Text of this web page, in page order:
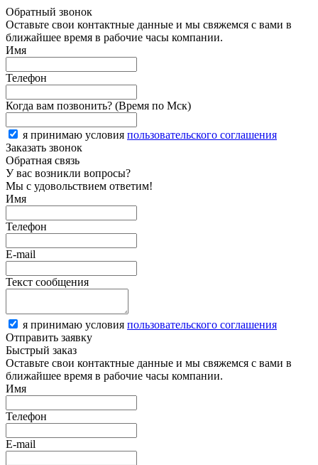
Обратный звонок
Оставьте свои контактные данные и мы свяжемся с вами в
ближайшее время в рабочие часы компании.
Имя
Телефон
Когда вам позвонить? (Время по Мск)
я принимаю условия пользовательского соглашения
Заказать звонок
Обратная связь
У вас возникли вопросы?
Мы с удовольствием ответим!
Имя
Телефон
E-mail
Текст сообщения
я принимаю условия пользовательского соглашения
Отправить заявку
Быстрый заказ
Оставьте свои контактные данные и мы свяжемся с вами в
ближайшее время в рабочие часы компании.
Имя
Телефон
E-mail